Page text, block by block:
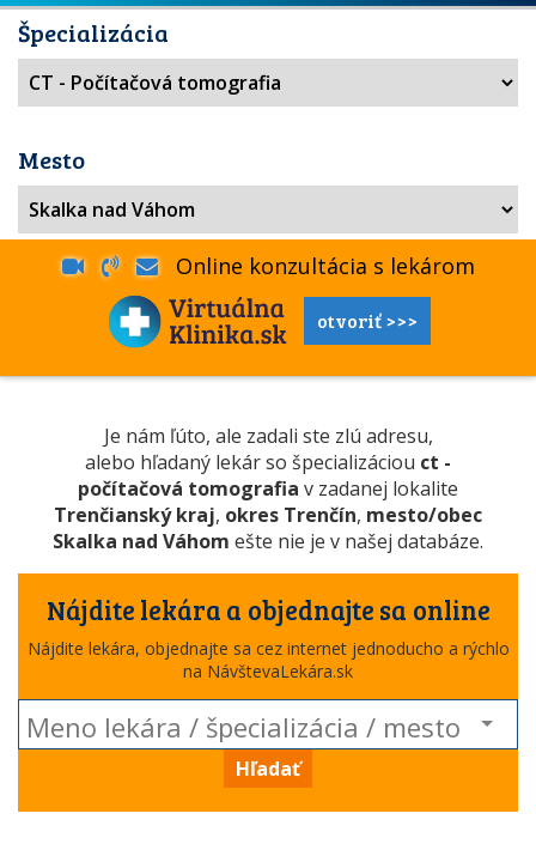
Špecializácia
Mesto
Online konzultácia s lekárom
otvoriť >>>
Je nám ľúto, ale zadali ste zlú adresu,
alebo hľadaný lekár so špecializáciou ct -
počítačová tomografia v zadanej lokalite
Trenčianský kraj, okres Trenčín, mesto/obec
Skalka nad Váhom ešte nie je v našej databáze.
Nájdite lekára a objednajte sa online
Nájdite lekára, objednajte sa cez internet jednoducho a rýchlo
na NávštevaLekára.sk
Hľadať